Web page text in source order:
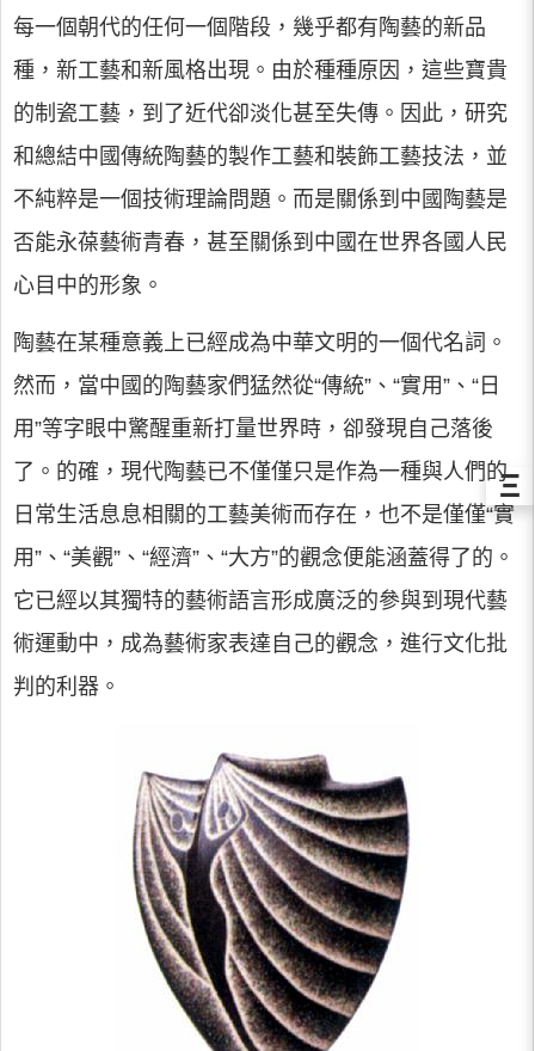
每一個朝代的任何一個階段，幾乎都有陶藝的新品
種，新工藝和新風格出現。由於種種原因，這些寶貴
的制瓷工藝，到了近代卻淡化甚至失傳。因此，研究
和總結中國傳統陶藝的製作工藝和裝飾工藝技法，並
不純粹是一個技術理論問題。而是關係到中國陶藝是
否能永葆藝術青春，甚至關係到中國在世界各國人民
心目中的形象。
陶藝在某種意義上已經成為中華文明的一個代名詞。
然而，當中國的陶藝家們猛然從“傳統”、“實用”、“日
用”等字眼中驚醒重新打量世界時，卻發現自己落後
了。的確，現代陶藝已不僅僅只是作為一種與人們的
日常生活息息相關的工藝美術而存在，也不是僅僅“實
用”、“美觀”、“經濟”、“大方”的觀念便能涵蓋得了的。
它已經以其獨特的藝術語言形成廣泛的參與到現代藝
術運動中，成為藝術家表達自己的觀念，進行文化批
判的利器。
Ξ